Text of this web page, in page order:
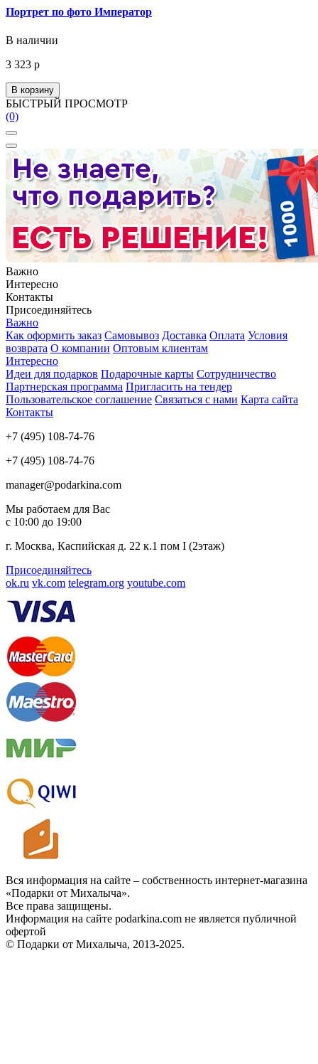
Портрет по фото Император
В наличии
3 323 р
В корзину
БЫСТРЫЙ ПРОСМОТР
(0)
Важно
Интересно
Контакты
Присоединяйтесь
Важно
Как оформить заказ Самовывоз Доставка Оплата Условия
возврата О компании Оптовым клиентам
Интересно
Идеи для подарков Подарочные карты Сотрудничество
Партнерская программа Пригласить на тендер
Пользовательское соглашение Связаться с нами Карта сайта
Контакты
+7 (495) 108-74-76
+7 (495) 108-74-76
manager@podarkina.com
Мы работаем для Вас
с 10:00 до 19:00
г. Москва, Каспийская д. 22 к.1 пом I (2этаж)
Присоединяйтесь
ok.ru vk.com telegram.org youtube.com
Вся информация на сайте – собственность интернет-магазина
«Подарки от Михалыча».
Все права защищены.
Информация на сайте podarkina.com не является публичной
офертой
© Подарки от Михалыча, 2013-2025.